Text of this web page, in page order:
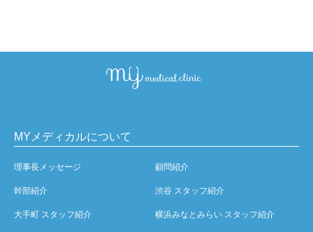
MYメディカルについて
理事長メッセージ 顧問紹介
幹部紹介 渋谷 スタッフ紹介
大手町 スタッフ紹介 横浜みなとみらい スタッフ紹介